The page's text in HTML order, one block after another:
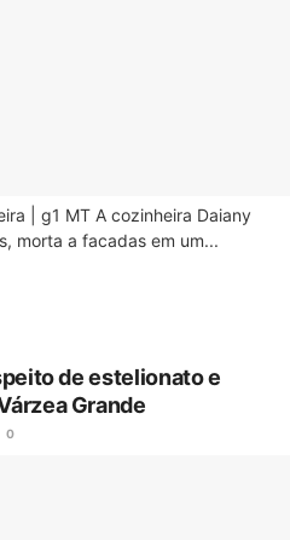
| g1 MT A cozinheira Daiany
morta a facadas em um...
de estelionato e
Grande
0